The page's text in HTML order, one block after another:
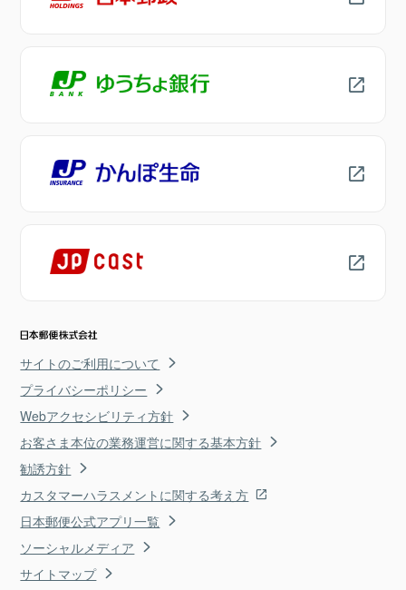
サイトのご利用について
プライバシーポリシー
Webアクセシビリティ方針
お客さま本位の業務運営に関する基本方針
勧誘方針
カスタマーハラスメントに関する考え方
日本郵便公式アプリ一覧
ソーシャルメディア
サイトマップ